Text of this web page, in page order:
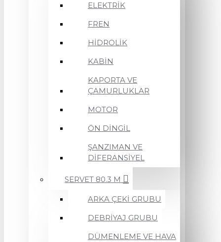
ELEKTRİK
FREN
HİDROLİK
KABİN
KAPORTA VE
ÇAMURLUKLAR
MOTOR
ÖN DİNGİL
ŞANZIMAN VE
DİFERANSİYEL
SERVET 80.3 M
ARKA ÇEKİ GRUBU
DEBRİYAJ GRUBU
DÜMENLEME VE HAVA